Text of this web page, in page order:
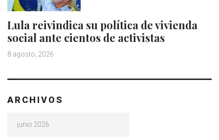
Lula reivindica su política de vivienda
social ante cientos de activistas
8 agosto, 2026
ARCHIVOS